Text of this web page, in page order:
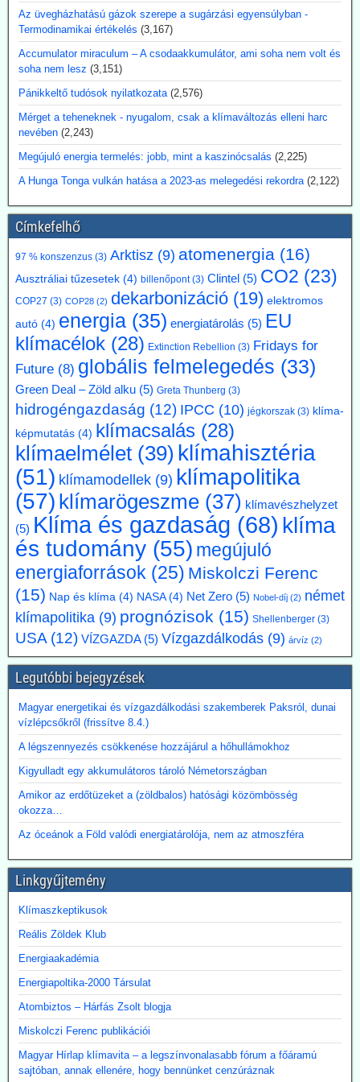
döntő fontosságúak az engedélyezés, az üzemanyag-ellátás, a
biztonsági tanúsítványok és a megbízható, folyamatos
Kommentárunk: Véleményünk szerint az utalás a 3D-nyomtatóra
egy figyelemfölkeltő reklámfogás - egy reaktor igényesebb annál,
hogy a 3D-nyomtatóra bízzuk megépítését.
2026.07.17. Blackout News: Argentína
magánbefektetői finanszírozással kíván
atomerőművet létesíteni
megawatt teljesítményű atomreaktort kíván építeni. A projektet
teljes egészében magánforrásokból finanszírozzák, és a beruházás
összege várhatóan eléri az 1,2 milliárd amerikai dollárt. Luis Caputo
gazdasági miniszter július elején mutatta be a terveket a projekt
fejlesztőjével, a Meitner Energy vállalattal közösen. A vállalat az
ACR-300 nevű argentin reaktortervet kívánja elsőként kereskedelmi
célokra megvalósítani.
Kommentárunk: Ezek szerint Argentínáról nemcsak pénzügy
válságok említése során hallhatunk, hanem nukleáris technológiánál
is. A 300 MW Paks II teljesítményének kb. egyhetede.
2026.07.17. Blackout News: A német RWE
vezérigazgatója a német - az uniós vállalásoknál
5 évvel előbbre hozott - klímacélok eltörlését kéri
Markus Krebber, az RWE vezérigazgatója azt követeli, hogy
hosszabbítsák meg a német klímacélok elérése határidejét, és a
klímasemlegességet 2045-ről 2050-re halasszák el. Úgy véli, hogy a
korábbi, az EU 2050-es célévétől eltérő német „különút” gazdasági
szempontból káros és klímapolitikai szempontból hatástalan.
Vassiliadis, szakszervezeti vezetője támogatja a kezdeményezést,
mivel a magas energiaköltségek, a gyenge konjunktúra és a rövid
beruházási határidők elsősorban az energiaintenzív vállalkozásokat
terhelik. A törvényes cél azonban továbbra is érvényben marad,
amíg a Bundestag nem módosítja az éghajlatvédelmi törvényt.
Kommentárunk: Az öt év halasztás kb. annyit jelent, mint
fuldoklónak a szalmaszál. És evvel a két idézett vezető is tisztában
van.
2026.07.17. Műszaki Magazin: A BME kutatói
segítenek kideríteni, hogyan lehetne Budapestre
vinni a paksi hőt
Az atomerőmű hulladékhőjének a fővárosi távfűtésben történő
hasznosítása gazdasági és környezetvédelmi szempontból is
ígéretes elképzelés.
A főváros távhőrendszerét üzemeltető Budapesti Közművek (BKM)
több hónapig tartó tárgyalások után megbízási szerződést kötött a
BME-vel egy döntést megalapozó tanulmány közös elkészítésére a
Paksi Atomerőmű hőjének a fővárosi távfűtési rendszerbe való
eljuttatása lehetőségéről.
Az üvegházhatású gázok szerepe a sugárzási egyensúlyban -
Termodinamikai értékelés (3,167)
Accumulator miraculum – A csodaakkumulátor, ami soha nem volt és
soha nem lesz (3,151)
Pánikkeltő tudósok nyilatkozata (2,576)
Mérget a teheneknek - nyugalom, csak a klímaváltozás elleni harc
nevében (2,243)
Megújuló energia termelés: jobb, mint a kaszinócsalás (2,225)
A Hunga Tonga vulkán hatása a 2023-as melegedési rekordra (2,122)
Címkefelhő
97 % konszenzus (3) Arktisz (9) atomenergia (16)
Ausztráliai tűzesetek (4) billenőpont(3) Clintel (5) CO2 (23)
COP27 (3) COP28 (2) dekarbonizáció (19) elektromos
autó (4) energia (35) energiatárolás (5) EU
klímacélok (28) Extinction Rebellion (3) Fridays for
Future (8) globális felmelegedés (33)
Green Deal – Zöld alku (5) Greta Thunberg (3)
hidrogéngazdaság (12) IPCC (10) jégkorszak (3) klíma-
képmutatás (4) klímacsalás (28)
klímaelmélet (39) klímahisztéria
(51) klímamodellek (9) klímapolitika
(57) klímarögeszme (37) klímavészhelyzet
(5) Klíma és gazdaság (68) klíma
és tudomány (55) megújuló
energiaforrások (25) Miskolczi Ferenc
(15) Nap és klíma (4) NASA(4) Net Zero (5) Nobel-díj (2) német
klímapolitika (9) prognózisok (15) Shellenberger (3)
USA (12) VÍZGAZDA(5) Vízgazdálkodás (9) árvíz (2)
Legutóbbi bejegyzések
Magyar energetikai és vízgazdálkodási szakemberek Paksról, dunai
vízlépcsőkről (frissítve 8.4.)
A légszennyezés csökkenése hozzájárul a hőhullámokhoz
Kigyulladt egy akkumulátoros tároló Németországban
Amikor az erdőtüzeket a (zöldbalos) hatósági közömbösség
okozza…
Az óceánok a Föld valódi energiatárolója, nem az atmoszféra
Linkgyűjtemény
Klímaszkeptikusok
Reális Zöldek Klub
Energiaakadémia
Energiapoltika-2000 Társulat
Atombiztos – Hárfás Zsolt blogja
Miskolczi Ferenc publikációi
Magyar Hírlap klímavita – a legszínvonalasabb fórum a főáramú
sajtóban, annak ellenére, hogy bennünket cenzúráznak